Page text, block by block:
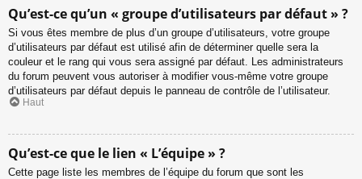
Qu’est-ce qu’un « groupe d’utilisateurs par défaut » ?
Si vous êtes membre de plus d’un groupe d’utilisateurs, votre groupe
d’utilisateurs par défaut est utilisé afin de déterminer quelle sera la
couleur et le rang qui vous sera assigné par défaut. Les administrateurs
du forum peuvent vous autoriser à modifier vous-même votre groupe
d’utilisateurs par défaut depuis le panneau de contrôle de l’utilisateur.
Haut
Qu’est-ce que le lien « L’équipe » ?
Cette page liste les membres de l’équipe du forum que sont les